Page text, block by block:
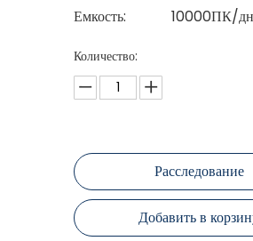
Емкость:
10000ПК/
Количество:
Расследование
Добавить в